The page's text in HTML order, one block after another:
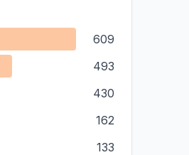
609
493
430
162
133